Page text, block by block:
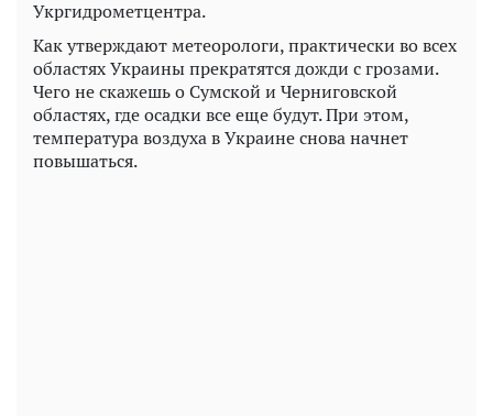
Укргидрометцентра.
Как утверждают метеорологи, практически во всех
областях Украины прекратятся дожди с грозами.
Чего не скажешь о Сумской и Черниговской
областях, где осадки все еще будут. При этом,
температура воздуха в Украине снова начнет
повышаться.